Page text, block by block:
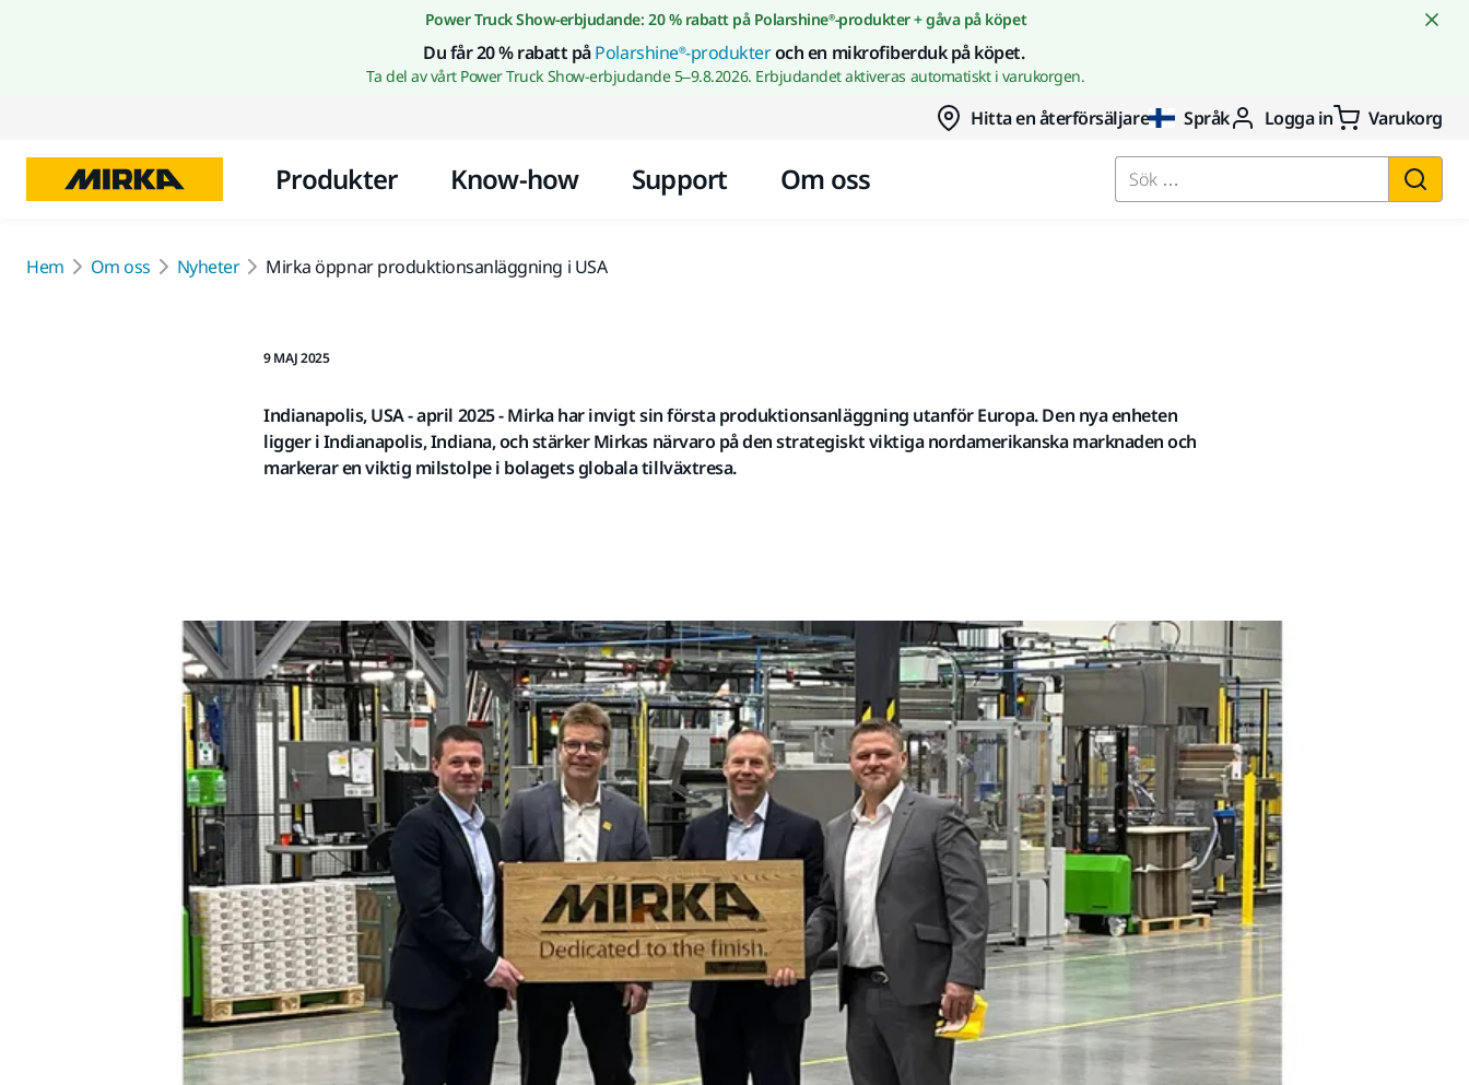
Gå till innehållet
Power Truck Show-erbjudande: 20 % rabatt på Polarshine®-produkter + gåva på köpet
Du får 20 % rabatt påPolarshine®-produkteroch en mikrofiberduk på köpet.
Ta del av vårt Power Truck Show-erbjudande 5–9.8.2026. Erbjudandet aktiveras automatiskt i varukorgen.
Hitta en återförsäljare Språk Logga in Varukorg
Produkter Know-how Support Om oss Sök …
Hem Om oss Nyheter Mirka öppnar produktionsanläggning i USA
9 MAJ 2025
Indianapolis, USA - april 2025 - Mirka har invigt sin första produktionsanläggning utanför Europa. Den nya enheten
ligger i Indianapolis, Indiana, och stärker Mirkas närvaro på den strategiskt viktiga nordamerikanska marknaden och
markerar en viktig milstolpe i bolagets globala tillväxtresa.